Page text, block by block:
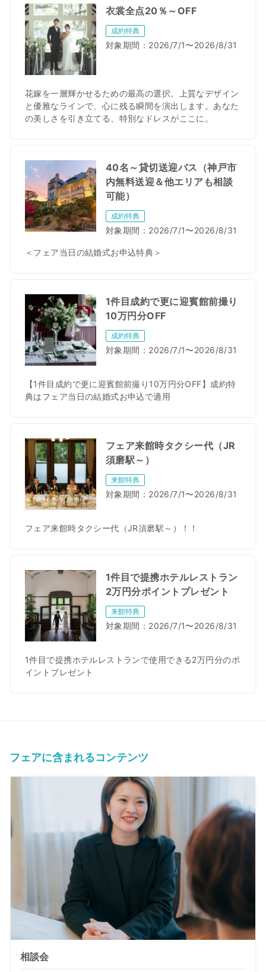
衣裳全点20％～OFF
成約特典
対象期間： 2026/7/1〜2026/8/31
花嫁を一層輝かせるための最高の選択。上質なデザイン
と優雅なラインで、心に残る瞬間を演出します。あなた
の美しさを引き立てる、特別なドレスがここに。
40名～貸切送迎バス（神戸市
内無料送迎＆他エリアも相談
可能）
成約特典
対象期間： 2026/7/1〜2026/8/31
＜フェア当日の結婚式お申込特典＞
1件目成約で更に迎賓館前撮り
10万円分OFF
成約特典
対象期間： 2026/7/1〜2026/8/31
【1件目成約で更に迎賓館前撮り10万円分OFF】成約特
典はフェア当日の結婚式お申込で適用
フェア来館時タクシー代（JR
須磨駅～）
来館特典
対象期間： 2026/7/1〜2026/8/31
フェア来館時タクシー代（JR須磨駅～）！！
1件目で提携ホテルレストラン
2万円分ポイントプレゼント
来館特典
対象期間： 2026/7/1〜2026/8/31
1件目で提携ホテルレストランで使用できる2万円分のポ
イントプレゼント
フェアに含まれるコンテンツ
相談会